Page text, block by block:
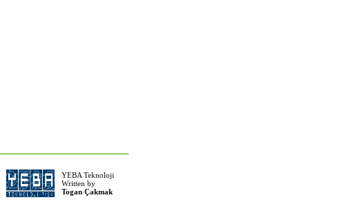
YEBA Teknoloji
Written by
Togan Çakmak